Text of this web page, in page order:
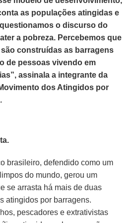
as populações atingidas e
o discurso do
a pobreza. Percebemos que
construídas as barragens
de pessoas vivendo em
assinala a integrante da
dos Atingidos por
brasileiro, defendido como um
do mundo, gerou um
se arrasta há mais de duas
atingidos por barragens.
pescadores e extrativistas